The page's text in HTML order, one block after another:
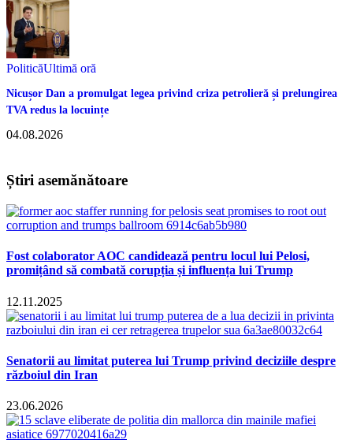
PoliticăUltimă oră
Nicușor Dan a promulgat legea privind criza petrolieră și prelungirea
TVA redus la locuințe
04.08.2026
Știri asemănătoare
Fost colaborator AOC candidează pentru locul lui Pelosi,
promițând să combată corupția și influența lui Trump
12.11.2025
Senatorii au limitat puterea lui Trump privind deciziile despre
războiul din Iran
23.06.2026